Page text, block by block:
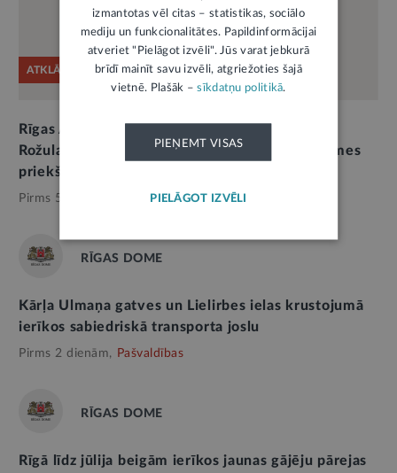
ATKLĀTĀ VĒSTULE
Rīgas Apkaimju alianses atklātā vēstule par E.
Rožulapas atstādināšanu no Būvniecības padomes
priekšsēdētājas amata
Pirms 5 mēnešiem, Pašvaldības
RĪGAS DOME
Kārļa Ulmaņa gatves un Lielirbes ielas krustojumā
ierīkos sabiedriskā transporta joslu
Pirms 2 dienām, Pašvaldības
RĪGAS DOME
Rīgā līdz jūlija beigām ierīkos jaunas gājēju pārejas
izmantotas vēl citas – statistikas, sociālo
mediju un funkcionalitātes. Papildinformācijai
atveriet "Pielāgot izvēli". Jūs varat jebkurā
brīdī mainīt savu izvēli, atgriežoties šajā
vietnē. Plašāk –sīkdatņu politikā.
PIEŅEMT VISAS
PIELĀGOT IZVĒLI